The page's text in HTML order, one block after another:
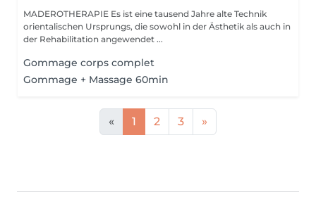
MADEROTHERAPIE Es ist eine tausend Jahre alte Technik
orientalischen Ursprungs, die sowohl in der Ästhetik als auch in
der Rehabilitation angewendet ...
Gommage corps complet
Gommage + Massage 60min
« 1 2 3 »